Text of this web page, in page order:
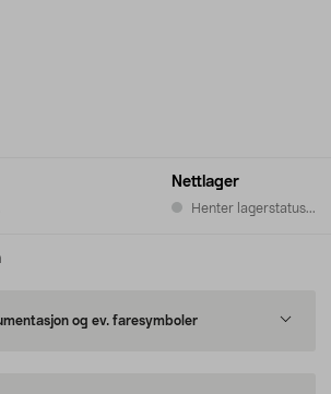
Nettlager
Henter lagerstatus...
og ev. faresymboler